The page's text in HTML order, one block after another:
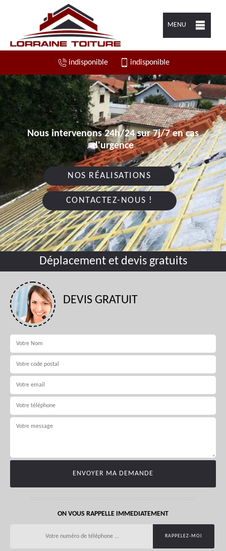
MENU
indisponible indisponible
Nous intervenons 24h/24 sur 7j/7 en cas
d'urgence
NOS RÉALISATIONS
CONTACTEZ-NOUS !
Déplacement et devis gratuits
DEVIS GRATUIT
ON VOUS RAPPELLE IMMEDIATEMENT